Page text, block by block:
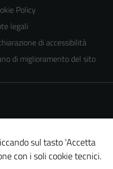
Policy
legali
di accessibilità
di miglioramento del sito
sul tasto 'Accetta
con i soli cookie tecnici.
Tecnici
Questi cookie
sono necessari
per il
possono
essere
disabilitati.
Questi cookie